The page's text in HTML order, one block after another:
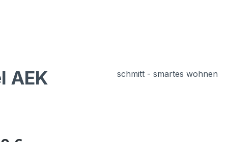
AEK schmitt - smartes wohnen